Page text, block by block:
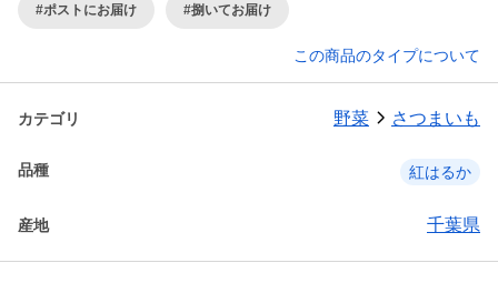
#ポストにお届け #捌いてお届け
この商品のタイプについて
カテゴリ 野菜 さつまいも
品種 紅はるか
産地 千葉県